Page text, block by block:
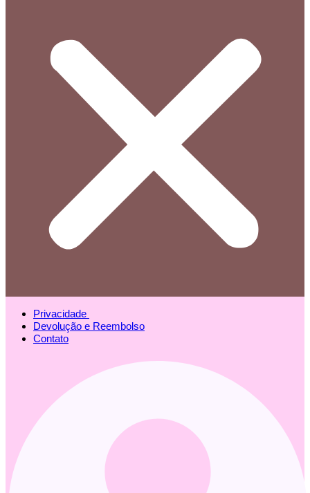
Privacidade
Devolução e Reembolso
Contato